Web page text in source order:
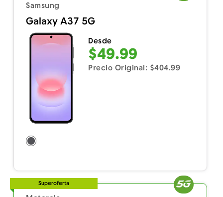
Samsung
Galaxy A37 5G
Desde
$49.99
Precio Original: $404.99
Superoferta